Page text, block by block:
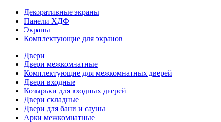
Декоративные экраны
Панели ХДФ
Экраны
Комплектующие для экранов
Двери
Двери межкомнатные
Комплектующие для межкомнатных дверей
Двери входные
Козырьки для входных дверей
Двери складные
Двери для бани и сауны
Арки межкомнатные